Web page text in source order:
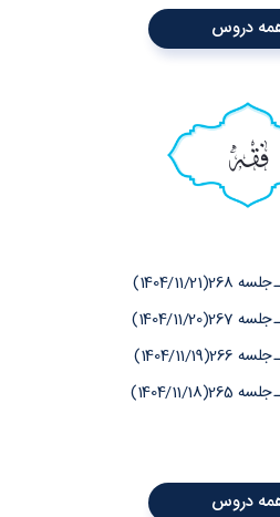
دروس
فقه
11/21)
11/20)
11/19)
11/18)
دروس